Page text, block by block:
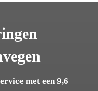
met een 9,6